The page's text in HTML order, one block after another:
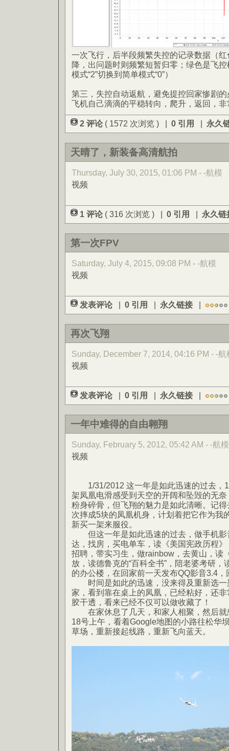
一次飞行，后半段频繁失控的记录数据（
降，出问题时则频繁短暂归零；绿色是飞
模式“2”切换到简单模式“0”）
第三，失控自动返航，避免提控回家惨剧
飞机自己滴滴的平稳转向，爬升，返回，
2 评论 ( 1572 次浏览 ) | 0 引用 | 永久
天晴了，新装备高清航拍
Thursday, July 30, 2015, 01:06 PM - -航模
视频
1 评论 ( 316 次浏览 ) | 0 引用 | 永久链
第一次FPV
Saturday, July 4, 2015, 09:08 PM - -航模
视频
发表评论 | 0 引用 | 永久链接 |
再次飞翔
Sunday, December 7, 2014, 04:16 PM - -航
视频
发表评论 | 0 引用 | 永久链接 |
一年中难得的自由翱翔
Sunday, February 5, 2012, 05:42 AM - -航模
视频
1/31/2012 这一年是如此迅速的过去，1
架凤凰电滑感受到天空的开阔和坠毁的无
粉身碎骨，但飞翔的魅力是如此清晰。记
次摔成5块的凤凰机身，计划着把它作为我
新买一架来服役。
但这一年是如此迅速的过去，做手机影
达，找房，买电单车，读《美国宪政历程
招聘，带实习生，做rainbow，去黄山，读
放，读德鲁克的“百科全书”，陪老婆考研
的办公楼，在回家前一天发布QQ影音3.4
时间是如此的迅速，没来得及重新选一
家，看到靠在桌上的凤凰，已经粘好，还
胶干透，看来已经不仅可以做收藏了！
在家休息了几天，和家人相聚，然后就
18号上午，看着Google地图的小路往松华
草场，重新接起线路，重新飞向蓝天。